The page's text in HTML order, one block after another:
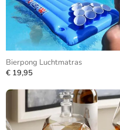
Bierpong Luchtmatras
€ 19,95